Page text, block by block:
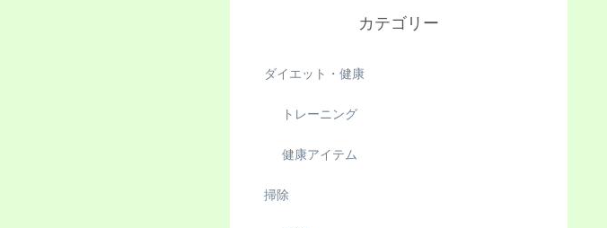
カテゴリー
ダイエット・健康
トレーニング
健康アイテム
掃除